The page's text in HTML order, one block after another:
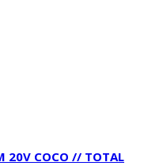
20V COCO // TOTAL